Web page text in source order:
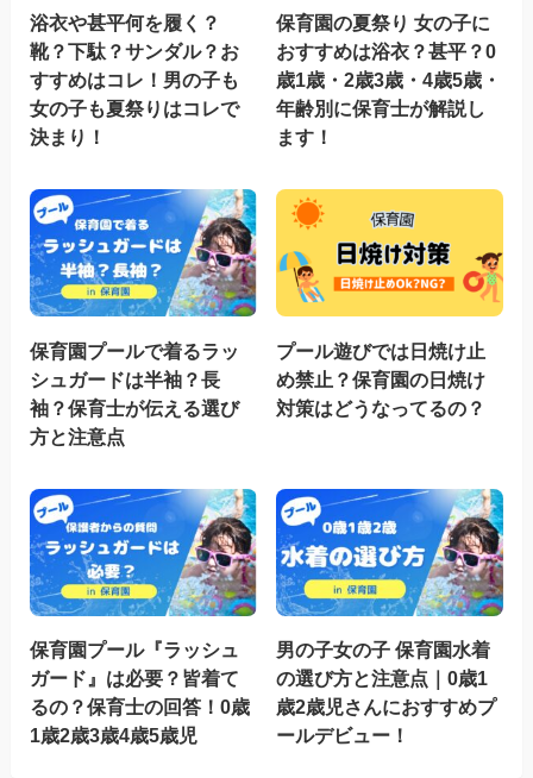
浴衣や甚平何を履く？
靴？下駄？サンダル？お
すすめはコレ！男の子も
女の子も夏祭りはコレで
決まり！
保育園の夏祭り 女の子に
おすすめは浴衣？甚平？0
歳1歳・2歳3歳・4歳5歳・
年齢別に保育士が解説し
ます！
保育園プールで着るラッ
シュガードは半袖？長
袖？保育士が伝える選び
方と注意点
プール遊びでは日焼け止
め禁止？保育園の日焼け
対策はどうなってるの？
保育園プール『ラッシュ
ガード』は必要？皆着て
るの？保育士の回答！0歳
1歳2歳3歳4歳5歳児
男の子女の子 保育園水着
の選び方と注意点｜0歳1
歳2歳児さんにおすすめプ
ールデビュー！